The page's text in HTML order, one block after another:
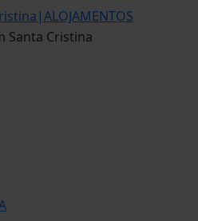
|ALOJAMENTOS
Santa Cristina